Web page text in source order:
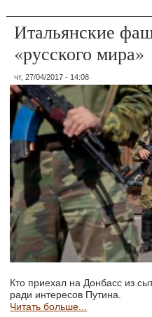
Итальянские
«русского мира»
чт, 27/04/2017 - 14:08
Кто приехал на Донбасс из
ради интересов Путина.
Читать больше...